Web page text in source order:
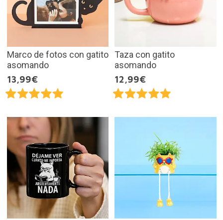
Marco de fotos con gatito
asomando
13,99€
Taza con gatito
asomando
12,99€